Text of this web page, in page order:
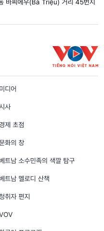
바찌에우(Bà Triệu) 거리 45번지
미디어
사
제 초점
화의 창
베트남 소수민족의 색깔 탐구
베트남 멜로디 산책
취자 편지